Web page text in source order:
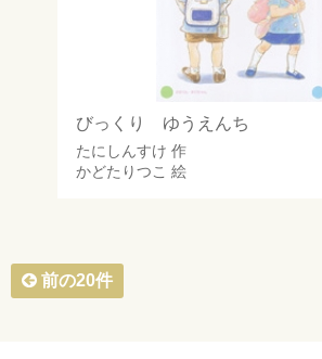
びっくり ゆうえんち
たにしんすけ 作
かどたりつこ 絵
前の20件